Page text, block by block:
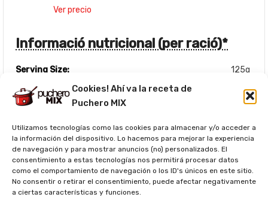
Cookies! Ahí va la receta de
Puchero MIX
Utilizamos tecnologías como las cookies para almacenar y/o acceder a
la información del dispositivo. Lo hacemos para mejorar la experiencia
de navegación y para mostrar anuncios (no) personalizados. El
consentimiento a estas tecnologías nos permitirá procesar datos
como el comportamiento de navegación o los ID's únicos en este sitio.
No consentir o retirar el consentimiento, puede afectar negativamente
a ciertas características y funciones.
Ver precio
Informació nutricional (per ració)*
Serving Size:
125g
Calories:
103kcal
Fat:
1.5g
Trans Fat:
0g
Cholesterol:
51.25mg
Sodium:
108mg
Potassium: